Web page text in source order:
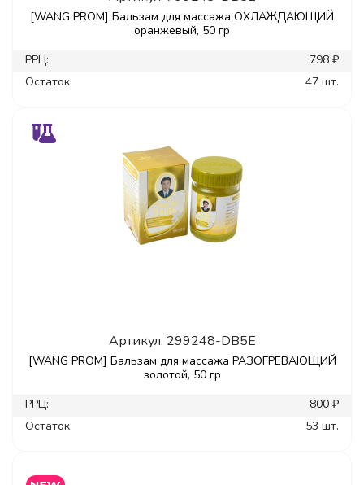
[WANG PROM] Бальзам для массажа ОХЛАЖДАЮЩИЙ
оранжевый, 50 гр
РРЦ:
798 ₽
Остаток:
47 шт.
Артикул. 299248-DB5E
[WANG PROM] Бальзам для массажа РАЗОГРЕВАЮЩИЙ
золотой, 50 гр
РРЦ:
800 ₽
Остаток:
53 шт.